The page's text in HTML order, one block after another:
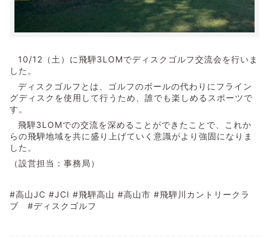
10/12 （土）に飛騨3LOMでディスクゴルフ交流会を行いま
した。
ディスクゴルフとは、ゴルフのボールの代わりにフライン
グディスクを使用して行うため、誰でも楽しめるスポーツで
す。
飛騨3LOMでの交流を深めることができたことで、これか
らの飛騨地域を共に盛り上げていく意識がより強固になりま
した。
（設営担当：事務局）
#高山JC #JCI #飛騨高山 #高山市 #飛騨川カントリークラ
ブ #ディスクゴルフ